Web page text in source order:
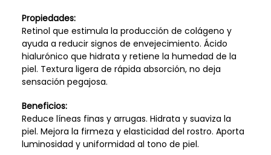
Propiedades:
Retinol que estimula la producción de colágeno y
ayuda a reducir signos de envejecimiento. Ácido
hialurónico que hidrata y retiene la humedad de la
piel. Textura ligera de rápida absorción, no deja
sensación pegajosa.
Beneficios:
Reduce líneas finas y arrugas. Hidrata y suaviza la
piel. Mejora la firmeza y elasticidad del rostro. Aporta
luminosidad y uniformidad al tono de piel.